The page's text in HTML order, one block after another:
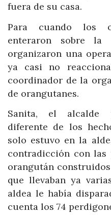
fuera de su casa.
Para cuando los
enteraron sobre la
organizaron una
ya casi no
coordinador de la
de orangutanes.
Sanita, el alcalde
diferente de los
solo estuvo en la
contradicción con las
orangután
que llevaban ya
aldea le había
cuenta los 74